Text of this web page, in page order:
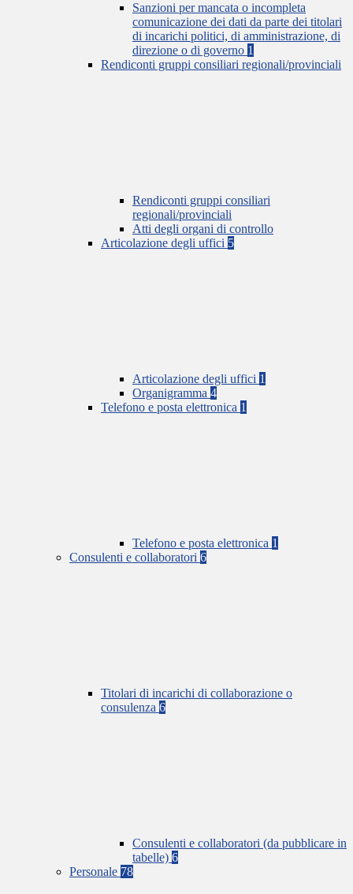
Sanzioni per mancata o incompleta
comunicazione dei dati da parte dei titolari
di incarichi politici, di amministrazione, di
direzione o di governo 1
Rendiconti gruppi consiliari regionali/provinciali
Rendiconti gruppi consiliari
regionali/provinciali
Atti degli organi di controllo
Articolazione degli uffici 5
Articolazione degli uffici 1
Organigramma 4
Telefono e posta elettronica 1
Telefono e posta elettronica 1
Consulenti e collaboratori 6
Titolari di incarichi di collaborazione o
consulenza 6
Consulenti e collaboratori (da pubblicare in
tabelle) 6
Personale 78